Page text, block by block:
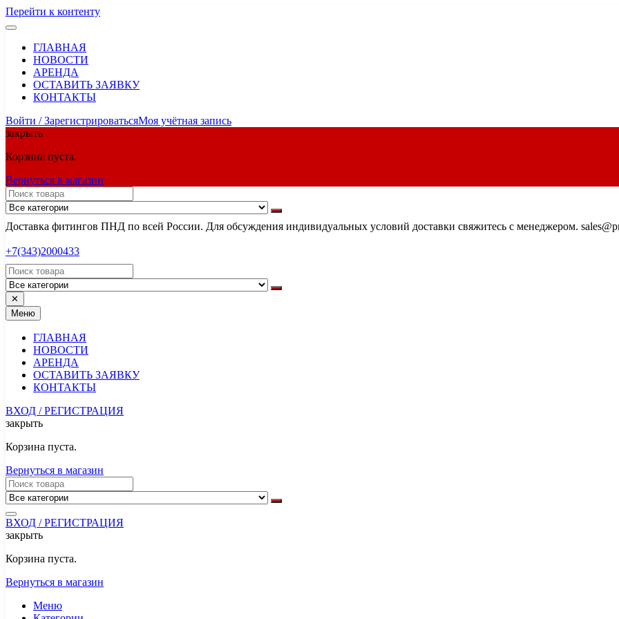
Перейти к контенту
ГЛАВНАЯ
НОВОСТИ
АРЕНДА
ОСТАВИТЬ ЗАЯВКУ
КОНТАКТЫ
Войти / ЗарегистрироватьсяМоя учётная запись
закрыть
Корзина пуста.
Вернуться в магазин
Доставка фитингов ПНД по всей России. Для обсуждения индивидуальных условий доставки свяжитесь с менеджером.
+7(343)2000433
✕
Меню
ГЛАВНАЯ
НОВОСТИ
АРЕНДА
ОСТАВИТЬ ЗАЯВКУ
КОНТАКТЫ
ВХОД / РЕГИСТРАЦИЯ
закрыть
Корзина пуста.
Вернуться в магазин
ВХОД / РЕГИСТРАЦИЯ
закрыть
Корзина пуста.
Вернуться в магазин
Меню